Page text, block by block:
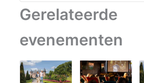
Gerelateerde
evenementen